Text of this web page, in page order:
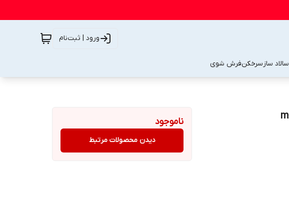
ورود | ثبت‌نام
سالاد سازسرخکنفرش شوی
ناموجود
دیدن محصولات مرتبط